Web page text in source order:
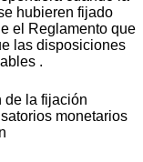
hubieren fijado
el Reglamento que
las disposiciones
.
de la fijación
monetarios